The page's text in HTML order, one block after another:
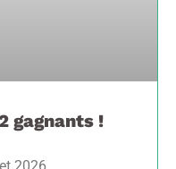
gagnants !